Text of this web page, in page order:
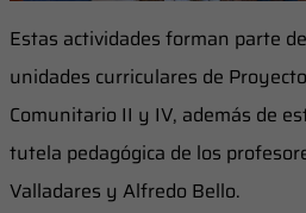
Estas actividades forman parte
unidades curriculares de
Comunitario II y IV, además de
tutela pedagógica de los
Valladares y Alfredo Bello.